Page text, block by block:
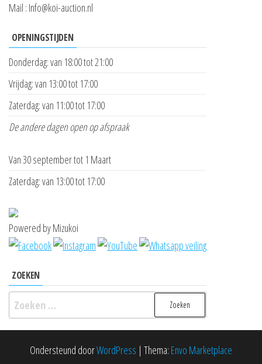
Mail : Info@koi-auction.nl
OPENINGSTIJDEN
Donderdag: van 18:00 tot 21:00
Vrijdag: van 13:00 tot 17:00
Zaterdag: van 11:00 tot 17:00
De andere dagen open op afspraak
Van 30 september tot 1 Maart
Zaterdag: van 13:00 tot 17:00
Powered by Mizukoi
ZOEKEN
Zoeken
naar:
Ondersteund doorWordPress | Thema: Envo Marketplace